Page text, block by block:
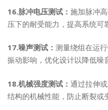
16.脉冲电压测试： 施加脉冲
压下的耐受能力，提高系统可
17.噪声测试： 测量绕组在运
振动影响，优化设计以降低噪
18.机械强度测试： 通过拉伸
结构的机械性能，防止断裂或